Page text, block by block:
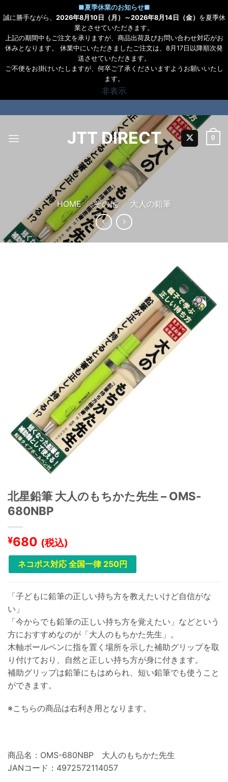
■夏季休業のお知らせ■
誠に勝手ながら、 2026年8月10日（月）～2026年8月14日（金） を夏季休
業とさせていただきます。
上記の期間中もご注文を承りますが、商品出荷及びお問い合わせ対応がお
休みとなります。 休業中にいただきましたご注文は、8月17日以降順次発
送させていただきます。
ご不便をお掛けいたしますが、何卒ご了承くださいますようお願いいたし
ます。
非表示
to
JTT DIRECT 0
HOME / その他 / 大人の鉛筆
北星鉛筆 大人のもちかた先生 – OMS-
680NBP
¥680 (税込)
ネコポス対応 全国一律 250円
「子どもに鉛筆の正しい持ち方を教えたいけど自信がな
い」
「今からでも鉛筆の正しい持ち方を覚えたい」などという
方におすすめなのが「大人のもちかた先生」。
木軸ボールペンに指を置く場所を示した補助グリップを取
り付けており、自然と正しい持ち方が身に付きます。
補助グリップは鉛筆にもはめられ、短い鉛筆でも使うこと
ができます。
※こちらの商品は右利き用となります。
商品名：OMS-680NBP 大人のもちかた先生
JANコード：4972572114057